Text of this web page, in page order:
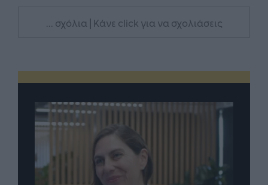
... σχόλια | Κάνε click για να σχολιάσεις